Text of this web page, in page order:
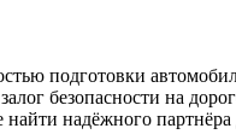
подготовки
безопасности на
надёжного